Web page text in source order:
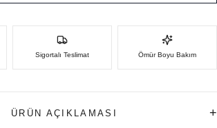
Sigortalı Teslimat Ömür Boyu Bakım
ÜRÜN AÇIKLAMASI +